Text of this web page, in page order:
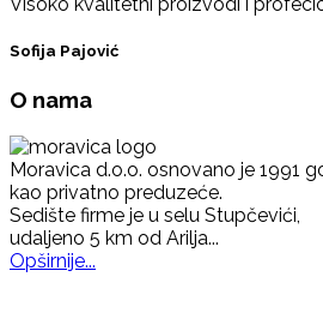
Sofija Pajović
O nama
Moravica d.o.o. osnovano je 1991
kao privatno preduzeće.
Sedište firme je u selu Stupčevići,
udaljeno 5 km od Arilja...
Opširnije...